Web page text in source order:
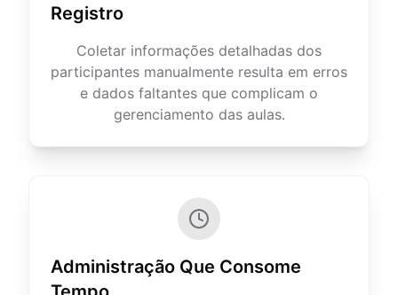
Registro
Coletar informações detalhadas dos
participantes manualmente resulta em erros
e dados faltantes que complicam o
gerenciamento das aulas.
Administração Que Consome